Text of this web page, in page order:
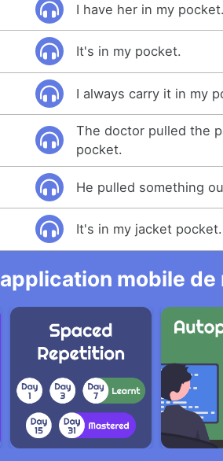
I have her in my pocket.
It's in my pocket.
I always carry it in my
The doctor pulled the
pocket.
He pulled something
It's in my jacket pocket.
mobile